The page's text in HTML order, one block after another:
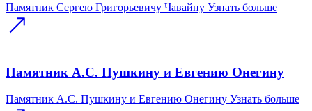
Памятник Сергею Григорьевичу Чавайну Узнать больше
Памятник А.С. Пушкину и Евгению Онегину
Памятник А.С. Пушкину и Евгению Онегину Узнать больше